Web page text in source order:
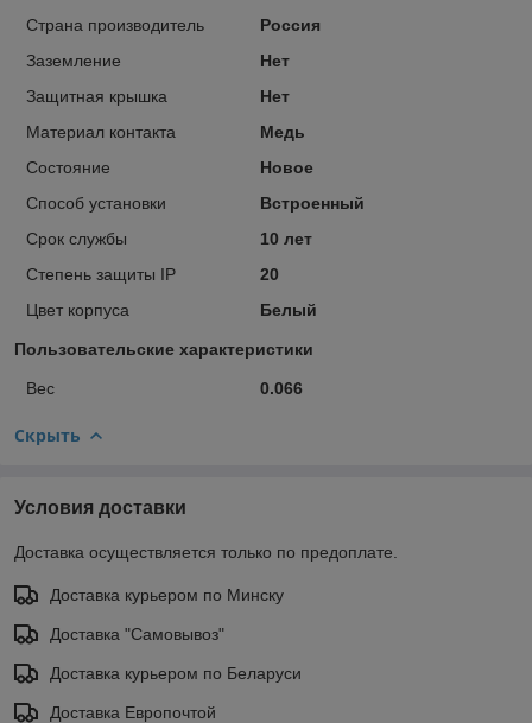
Страна производитель
Россия
Заземление
Нет
Защитная крышка
Нет
Материал контакта
Медь
Состояние
Новое
Способ установки
Встроенный
Срок службы
10 лет
Степень защиты IP
20
Цвет корпуса
Белый
Пользовательские характеристики
Вес 0.066
Скрыть
Условия доставки
Доставка осуществляется только по предоплате.
Доставка курьером по Минску
Доставка "Самовывоз"
Доставка курьером по Беларуси
Доставка Европочтой